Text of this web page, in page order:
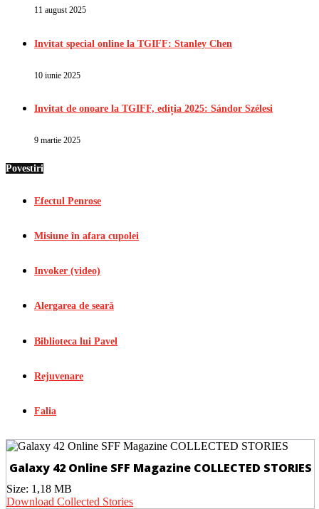
11 august 2025
Invitat special online la TGIFF: Stanley Chen
10 iunie 2025
Invitat de onoare la TGIFF, ediția 2025: Sándor Szélesi
9 martie 2025
Povestiri
Efectul Penrose
Misiune în afara cupolei
Invoker (video)
Alergarea de seară
Biblioteca lui Pavel
Rejuvenare
Falia
Galaxy 42 Online SFF Magazine COLLECTED STORIES
Size: 1,18 MB
Download Collected Stories